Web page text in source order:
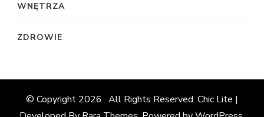
WNĘTRZA
ZDROWIE
© Copyright 2026 . All Rights Reserved. Chic Lite |